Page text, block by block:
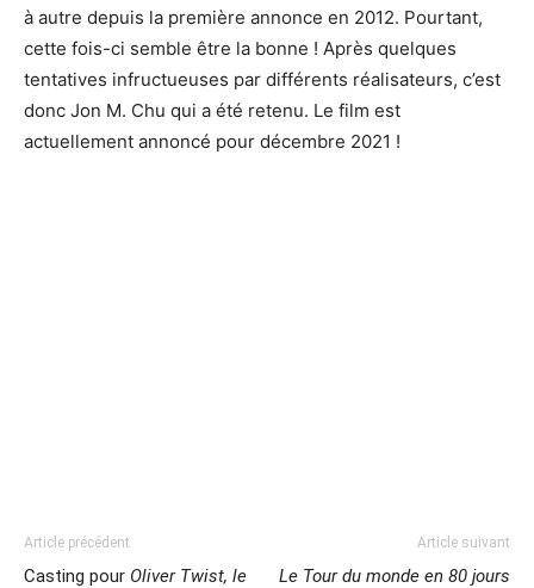
à autre depuis la première annonce en 2012. Pourtant,
cette fois-ci semble être la bonne ! Après quelques
tentatives infructueuses par différents réalisateurs, c’est
donc Jon M. Chu qui a été retenu. Le film est
actuellement annoncé pour décembre 2021 !
Article précédent
Casting pour Oliver Twist, le
Article suivant
Le Tour du monde en 80 jours